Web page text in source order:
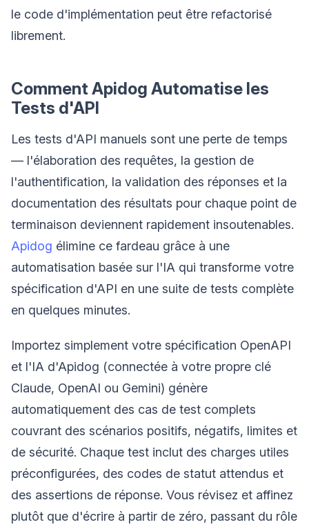
le code d'implémentation peut être refactorisé
librement.
Comment Apidog Automatise les
Tests d'API
Les tests d'API manuels sont une perte de temps
— l'élaboration des requêtes, la gestion de
l'authentification, la validation des réponses et la
documentation des résultats pour chaque point de
terminaison deviennent rapidement insoutenables.
Apidog élimine ce fardeau grâce à une
automatisation basée sur l'IA qui transforme votre
spécification d'API en une suite de tests complète
en quelques minutes.
Importez simplement votre spécification OpenAPI
et l'IA d'Apidog (connectée à votre propre clé
Claude, OpenAI ou Gemini) génère
automatiquement des cas de test complets
couvrant des scénarios positifs, négatifs, limites et
de sécurité. Chaque test inclut des charges utiles
préconfigurées, des codes de statut attendus et
des assertions de réponse. Vous révisez et affinez
plutôt que d'écrire à partir de zéro, passant du rôle